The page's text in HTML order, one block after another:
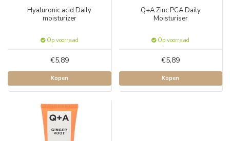
Hyaluronic acid Daily
moisturizer
Op voorraad
€5,89
Kopen
Q+A Zinc PCA Daily
Moisturiser
Op voorraad
€5,89
Kopen